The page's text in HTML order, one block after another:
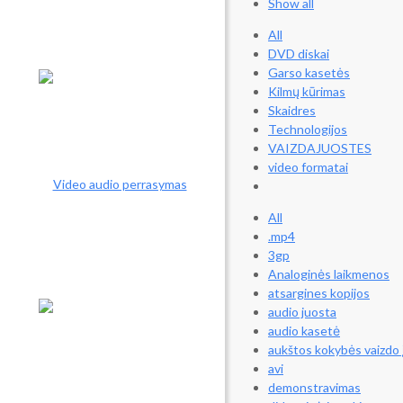
Show all
All
DVD diskai
Garso kasetės
Kilmų kūrimas
Skaidres
Technologijos
VAIZDAJUOSTES
video formatai
All
.mp4
3gp
Analoginės laikmenos
atsargines kopijos
audio juosta
audio kasetė
aukštos kokybės vaizdo
avi
demonstravimas